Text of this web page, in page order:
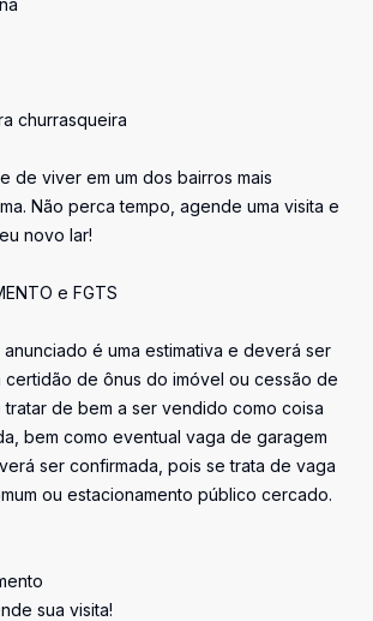
churrasqueira
de viver em um dos bairros mais
Não perca tempo, agende uma visita e
novo lar!
e FGTS
é uma estimativa e deverá ser
certidão de ônus do imóvel ou cessão de
de bem a ser vendido como coisa
bem como eventual vaga de garagem
ser confirmada, pois se trata de vaga
ou estacionamento público cercado.
sua visita!